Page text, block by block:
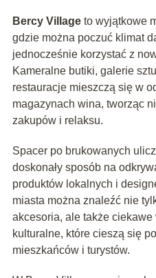
Bercy Villageto wyjątkowe
gdzie można poczuć klimat
jednocześnie korzystać z
Kameralne butiki, galerie
restauracje mieszczą się w
magazynach wina, tworząc
zakupów i relaksu.
Spacer po brukowanych
doskonały sposób na
produktów lokalnych i
miasta można znaleźć nie
akcesoria, ale także
kulturalne, które cieszą się
mieszkańców i turystów.